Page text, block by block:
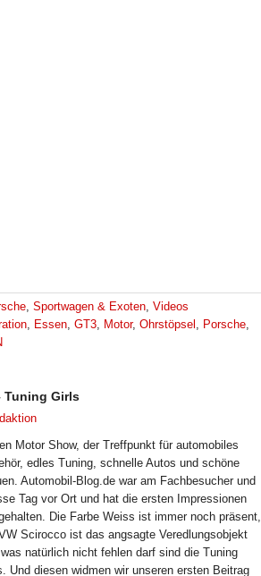
, Sportwagen & Exoten, Videos
, Essen, GT3, Motor, Ohrstöpsel , Porsche,
Tuning Girls
Motor Show, der Treffpunkt für automobiles
edles Tuning, schnelle Autos und schöne
Automobil-Blog.de war am Fachbesucher und
Tag vor Ort und hat die ersten Impressionen
Die Farbe Weiss ist immer noch präsent,
Scirocco ist das angsagte Veredlungsobjekt
natürlich nicht fehlen darf sind die Tuning
Und diesen widmen wir unseren ersten Beitrag